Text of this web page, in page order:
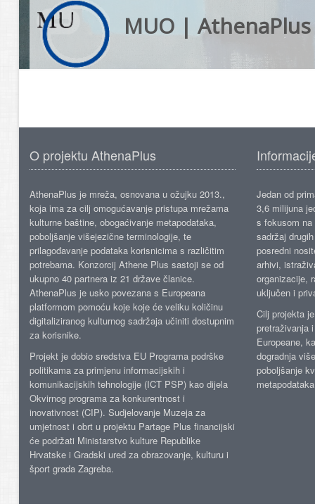
MUO | AthenaPlus
O projektu AthenaPlus
AthenaPlus je mreža, osnovana u ožujku 2013.,
koja ima za cilj omogućavanje pristupa mrežama
kulturne baštine, obogaćivanje metapodataka,
poboljšanje višejezične terminologije, te
prilagođavanje podataka korisnicima s različitim
potrebama. Konzorcij Athene Plus sastoji se od
ukupno 40 partnera iz 21 države članice.
AthenaPlus je usko povezana s Europeana
platformom pomoću koje koje će veliku količinu
digitaliziranog kulturnog sadržaja učiniti dostupnim
za korisnike.
Projekt je dobio sredstva EU Programa podrške
politikama za primjenu informacijskih i
komunikacijskih tehnologije (ICT PSP) kao dijela
Okvirnog programa za konkurentnost i
inovativnost (CIP). Sudjelovanje Muzeja za
umjetnost i obrt u projektu Partage Plus financijski
će podržati Ministarstvo kulture Republike
Hrvatske i Gradski ured za obrazovanje, kulturu i
šport grada Zagreba.
Jedan od
3,6 milijuna
s fokusom
sadržaj
posredni
arhivi,
organizacije,
uključen i
Cilj projekta
pretraživanja
Europeane,
dogradnja
poboljšanje